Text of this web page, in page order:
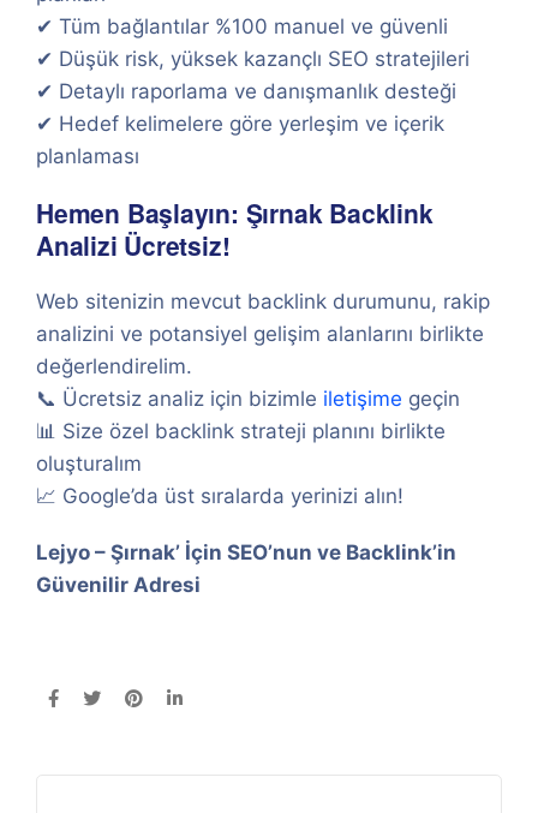
✔ Tüm bağlantılar %100 manuel ve güvenli
✔ Düşük risk, yüksek kazançlı SEO stratejileri
✔ Detaylı raporlama ve danışmanlık desteği
✔ Hedef kelimelere göre yerleşim ve içerik
planlaması
Hemen Başlayın: Şırnak Backlink
Analizi Ücretsiz!
Web sitenizin mevcut backlink durumunu, rakip
analizini ve potansiyel gelişim alanlarını birlikte
değerlendirelim.
📞 Ücretsiz analiz için bizimle iletişime geçin
📊 Size özel backlink strateji planını birlikte
oluşturalım
📈 Google’da üst sıralarda yerinizi alın!
Lejyo – Şırnak’ İçin SEO’nun ve Backlink’in
Güvenilir Adresi